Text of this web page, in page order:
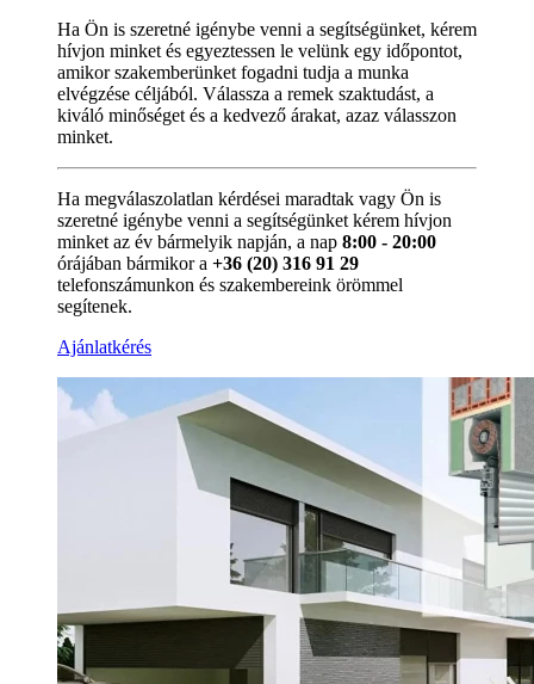
Ha Ön is szeretné igénybe venni a segítségünket, kérem
hívjon minket és egyeztessen le velünk egy időpontot,
amikor szakemberünket fogadni tudja a munka
elvégzése céljából. Válassza a remek szaktudást, a
kiváló minőséget és a kedvező árakat, azaz válasszon
minket.
Ha megválaszolatlan kérdései maradtak vagy Ön is
szeretné igénybe venni a segítségünket kérem hívjon
minket az év bármelyik napján, a nap 8:00 - 20:00
órájában bármikor a +36 (20) 316 91 29
telefonszámunkon és szakembereink örömmel
segítenek.
Ajánlatkérés